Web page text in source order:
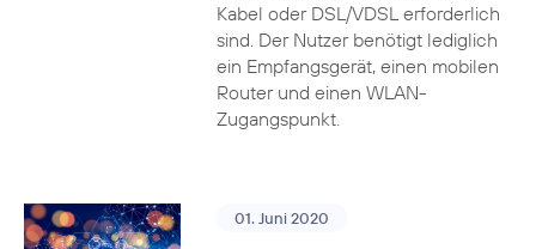
Kabel oder DSL/VDSL erforderlich
sind. Der Nutzer benötigt lediglich
ein Empfangsgerät, einen mobilen
Router und einen WLAN-
Zugangspunkt.
01. Juni 2020